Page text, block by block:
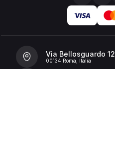
Via Bellosguardo 12
00134 Roma, Italia